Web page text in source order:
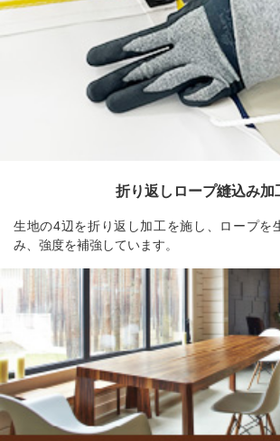
折り返しロープ縫込み加
生地の4辺を折り返し加工を施し、ロープを
み、強度を補強しています。